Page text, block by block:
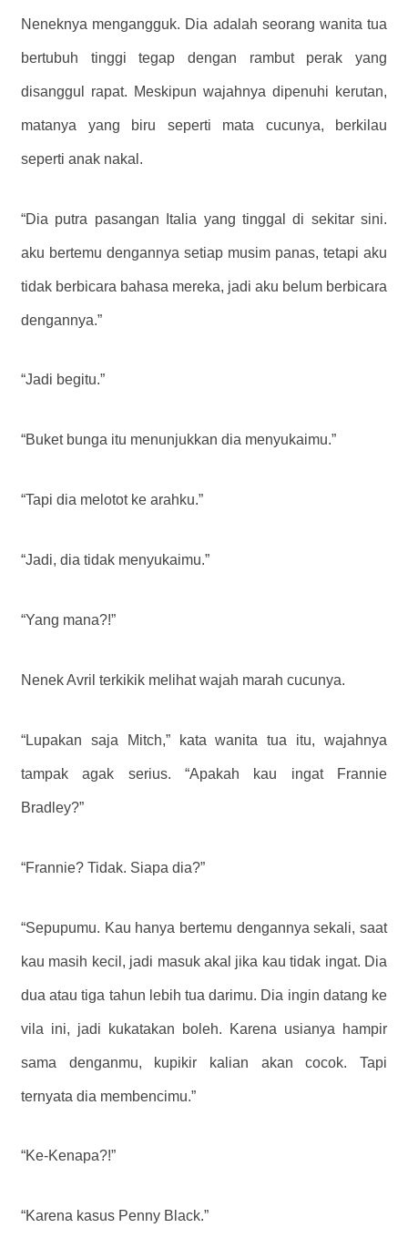
Neneknya mengangguk. Dia adalah seorang wanita tua
bertubuh tinggi tegap dengan rambut perak yang
disanggul rapat. Meskipun wajahnya dipenuhi kerutan,
matanya yang biru seperti mata cucunya, berkilau
seperti anak nakal.
“Dia putra pasangan Italia yang tinggal di sekitar sini.
aku bertemu dengannya setiap musim panas, tetapi aku
tidak berbicara bahasa mereka, jadi aku belum berbicara
dengannya.”
“Jadi begitu.”
“Buket bunga itu menunjukkan dia menyukaimu.”
“Tapi dia melotot ke arahku.”
“Jadi, dia tidak menyukaimu.”
“Yang mana?!”
Nenek Avril terkikik melihat wajah marah cucunya.
“Lupakan saja Mitch,” kata wanita tua itu, wajahnya
tampak agak serius. “Apakah kau ingat Frannie
Bradley?”
“Frannie? Tidak. Siapa dia?”
“Sepupumu. Kau hanya bertemu dengannya sekali, saat
kau masih kecil, jadi masuk akal jika kau tidak ingat. Dia
dua atau tiga tahun lebih tua darimu. Dia ingin datang ke
vila ini, jadi kukatakan boleh. Karena usianya hampir
sama denganmu, kupikir kalian akan cocok. Tapi
ternyata dia membencimu.”
“Ke-Kenapa?!”
“Karena kasus Penny Black.”